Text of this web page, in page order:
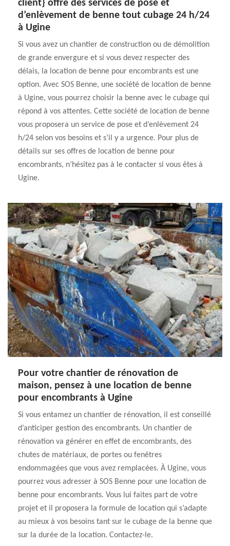
client} offre des services de pose et
d’enlèvement de benne tout cubage 24 h/24
à Ugine
Si vous avez un chantier de construction ou de démolition
de grande envergure et si vous devez respecter des
délais, la location de benne pour encombrants est une
option. Avec SOS Benne, une société de location de benne
à Ugine, vous pourrez choisir la benne avec le cubage qui
répond à vos attentes. Cette société de location de benne
vous proposera un service de pose et d’enlèvement 24
h/24 selon vos besoins et s’il y a urgence. Pour plus de
détails sur ses offres de location de benne pour
encombrants, n’hésitez pas à le contacter si vous êtes à
Ugine.
Pour votre chantier de rénovation de
maison, pensez à une location de benne
pour encombrants à Ugine
Si vous entamez un chantier de rénovation, il est conseillé
d’anticiper gestion des encombrants. Un chantier de
rénovation va générer en effet de encombrants, des
chutes de matériaux, de portes ou fenêtres
endommagées que vous avez remplacées. À Ugine, vous
pourrez vous adresser à SOS Benne pour une location de
benne pour encombrants. Vous lui faites part de votre
projet et il proposera la formule de location qui s’adapte
au mieux à vos besoins tant sur le cubage de la benne que
sur la durée de la location. Contactez-le.